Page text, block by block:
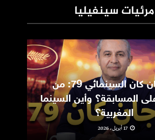
مرئيات سينفيليا
مهرجان كان السينمائي 79: من
المسابقة؟ وأين السينما
المغربية؟
17 أبريل، 2026